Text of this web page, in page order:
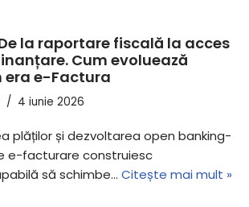
la raportare fiscală la acces
Cum evoluează
e-Factura
4 iunie 2026
plăților și dezvoltarea open banking-
e-facturare construiesc
să schimbe… Citește mai mult »